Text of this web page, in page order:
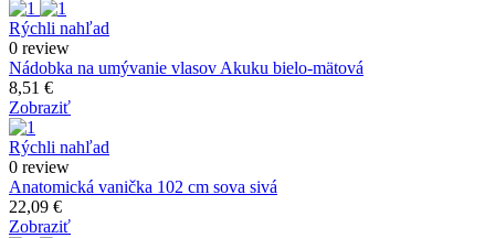
Rýchli nahľad
0 review
Nádobka na umývanie vlasov Akuku bielo-mätová
8,51 €
Zobraziť
Rýchli nahľad
0 review
Anatomická vanička 102 cm sova sivá
22,09 €
Zobraziť